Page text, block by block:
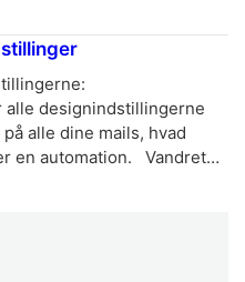
designindstillingerne
alle dine mails, hvad
en automation. Vandret…